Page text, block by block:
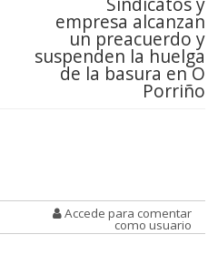
empresa alcanzan
un preacuerdo y
suspenden la huelga
de la basura en O
Porriño
Accede para comentar
como usuario